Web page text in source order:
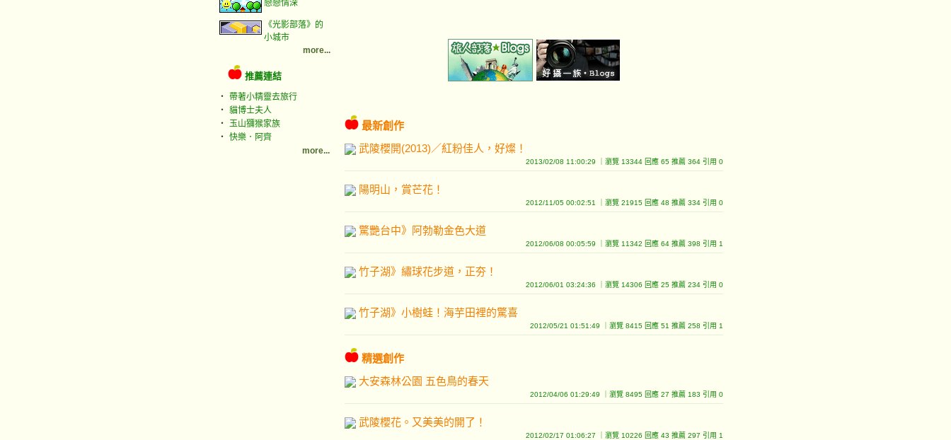
戀戀情深
《光影部落》的
小城市
more...
推薦連結
‧
帶著小精靈去旅行
‧ 貓博士夫人
‧ 玉山獼猴家族
‧ 快樂．阿齊
more...
最新創作
武陵櫻開(2013)／紅粉佳人，好燦！
2013/02/08 11:00:29 ｜瀏覽 13344 回應 65 推薦 364 引用 0
陽明山，賞芒花！
2012/11/05 00:02:51 ｜瀏覽 21915 回應 48 推薦 334 引用 0
驚艷台中》阿勃勒金色大道
2012/06/08 00:05:59 ｜瀏覽 11342 回應 64 推薦 398 引用 1
竹子湖》繡球花步道，正夯！
2012/06/01 03:24:36 ｜瀏覽 14306 回應 25 推薦 234 引用 0
竹子湖》小樹蛙！海芋田裡的驚喜
2012/05/21 01:51:49 ｜瀏覽 8415 回應 51 推薦 258 引用 1
精選創作
大安森林公園 五色鳥的春天
2012/04/06 01:29:49 ｜瀏覽 8495 回應 27 推薦 183 引用 0
武陵櫻花。又美美的開了！
2012/02/17 01:06:27 ｜瀏覽 10226 回應 43 推薦 297 引用 1